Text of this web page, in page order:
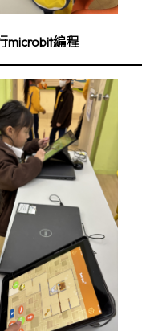
microbit編程